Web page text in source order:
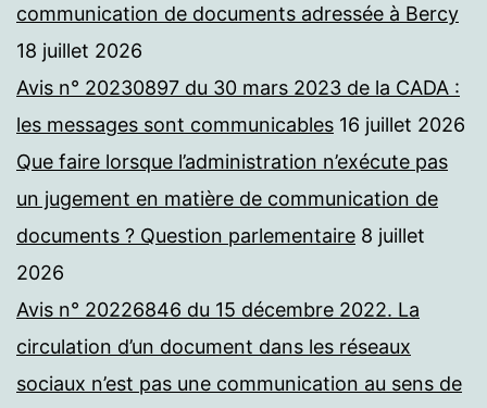
communication de documents adressée à Bercy
18 juillet 2026
Avis n° 20230897 du 30 mars 2023 de la CADA :
les messages sont communicables 16 juillet 2026
Que faire lorsque l’administration n’exécute pas
un jugement en matière de communication de
documents ? Question parlementaire 8 juillet
2026
Avis n° 20226846 du 15 décembre 2022. La
circulation d’un document dans les réseaux
sociaux n’est pas une communication au sens de